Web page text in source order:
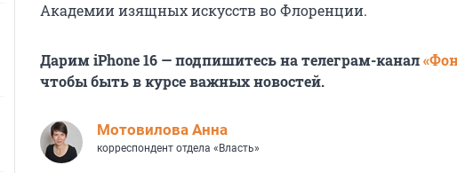
Академии изящных искусств во Флоренции.
Дарим iPhone 16 — подпишитесь на телеграм-канал
чтобы быть в курсе важных новостей.
Мотовилова Анна
корреспондент отдела «Власть»